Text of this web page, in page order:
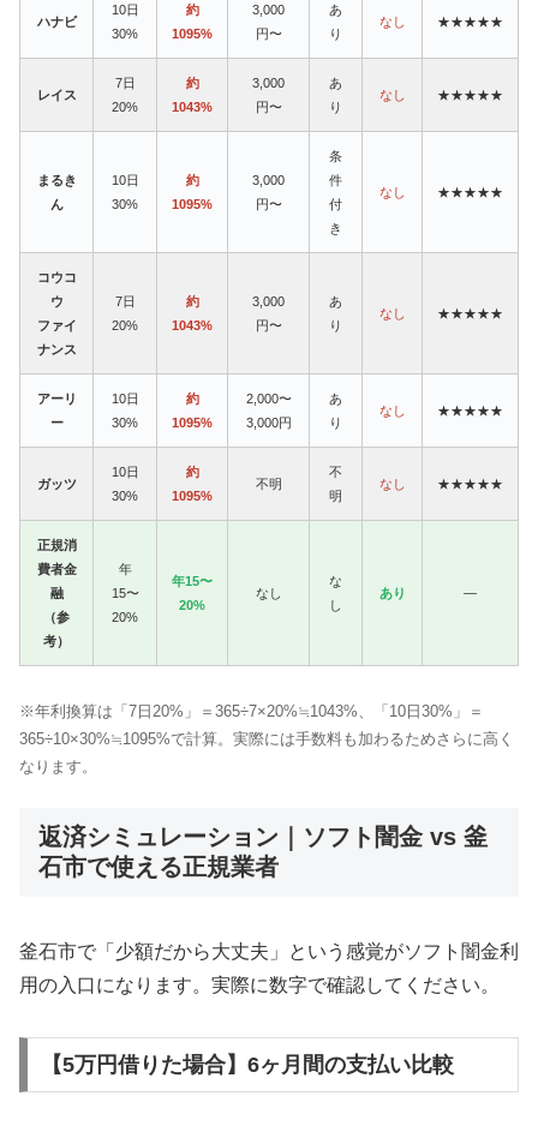
ハナビ
10日
30%
約
1095%
3,000
円〜
あ
り
なし ★★★★★
レイス
7日
20%
約
1043%
3,000
円〜
あ
り
なし ★★★★★
まるき
ん
10日
30%
約
1095%
3,000
円〜
条
件
付
き
なし ★★★★★
コウコ
ウ
ファイ
ナンス
7日
20%
約
1043%
3,000
円〜
あ
り
なし ★★★★★
アーリ
ー
10日
30%
約
1095%
2,000〜
3,000円
あ
り
なし ★★★★★
ガッツ
10日
30%
約
1095%
不明
不
明
なし ★★★★★
正規消
費者金
融
（参
考）
年
15〜
20%
年15〜
20%
なし
な
し
あり —
※年利換算は「7日20%」＝365÷7×20%≒1043%、「10日30%」＝
365÷10×30%≒1095%で計算。実際には手数料も加わるためさらに高く
なります。
返済シミュレーション｜ソフト闇金 vs 釜
石市で使える正規業者
釜石市で「少額だから大丈夫」という感覚がソフト闇金利
用の入口になります。実際に数字で確認してください。
【5万円借りた場合】6ヶ月間の支払い比較